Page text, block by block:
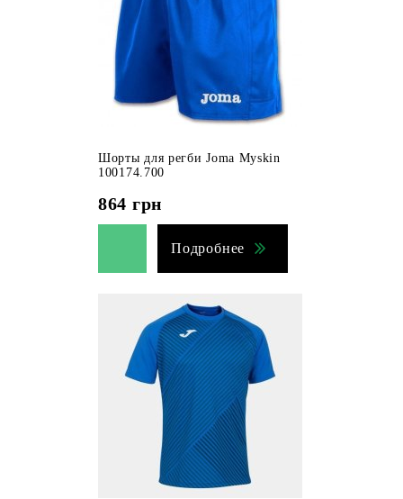
Шорты для регби Joma Myskin
100174.700
864 грн
Подробнее